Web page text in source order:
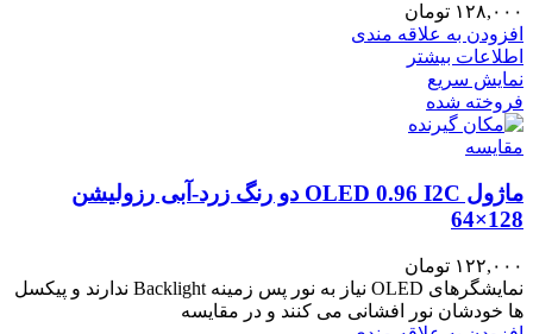
۱۲۸,۰۰۰ تومان
افزودن به علاقه مندی
اطلاعات بیشتر
نمایش سریع
فروخته شده
مقايسه
ماژول OLED 0.96 I2C دو رنگ زرد-آبی رزولیشن
128×64
۱۲۲,۰۰۰ تومان
نمایشگرهای OLED نیاز به نور پس زمینه Backlight ندارند و پیکسل
ها خودشان نور افشانی می کنند و در مقایسه